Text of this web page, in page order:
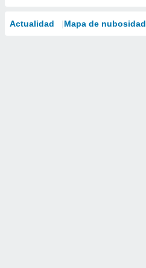
Actualidad Mapa de nubosidad